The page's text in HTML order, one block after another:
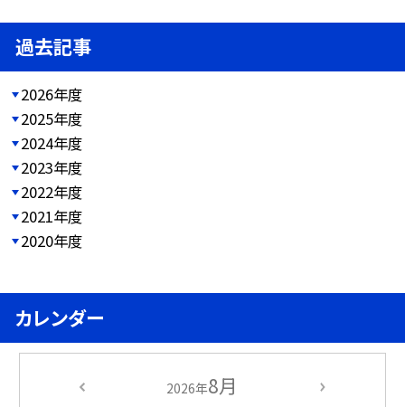
過去記事
2026年度
2025年度
2024年度
2023年度
2022年度
2021年度
2020年度
カレンダー
2026年8月